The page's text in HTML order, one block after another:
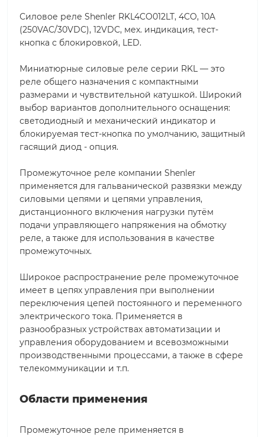
Силовое реле Shenler RKL4CO012LT, 4CO, 10A
(250VAC/30VDC), 12VDC, мех. индикация, тест-
кнопка с блокировкой, LED.
Миниатюрные силовые реле серии RKL — это
реле общего назначения с компактными
размерами и чувствительной катушкой. Широкий
выбор вариантов дополнительного оснащения:
светодиодный и механический индикатор и
блокируемая тест-кнопка по умолчанию, защитный
гасящий диод - опция.
Промежуточное реле компании Shenler
применяется для гальванической развязки между
силовыми цепями и цепями управления,
дистанционного включения нагрузки путём
подачи управляющего напряжения на обмотку
реле, а также для использования в качестве
промежуточных.
Широкое распространение реле промежуточное
имеет в цепях управления при выполнении
переключения цепей постоянного и переменного
электрического тока. Применяется в
разнообразных устройствах автоматизации и
управления оборудованием и всевозможными
производственными процессами, а также в сфере
телекоммуникации и т.п.
Области применения
Промежуточное реле применяется в